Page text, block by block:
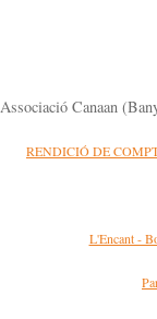
Associació Canaan
RENDICIÓ DE
L'Encant -